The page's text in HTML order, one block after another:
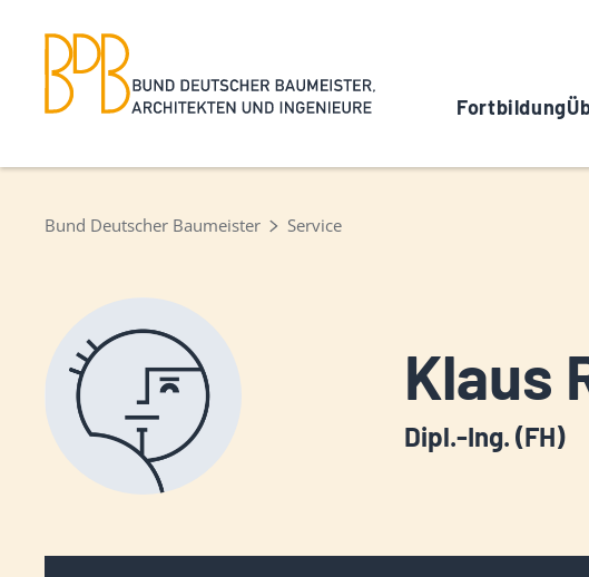
Fortbildung
Bund Deutscher Baumeister Service
Klaus
Dipl.-Ing. (FH)